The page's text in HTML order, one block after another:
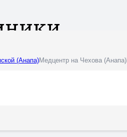
(Анапа)Медцентр на Чехова (Анапа)